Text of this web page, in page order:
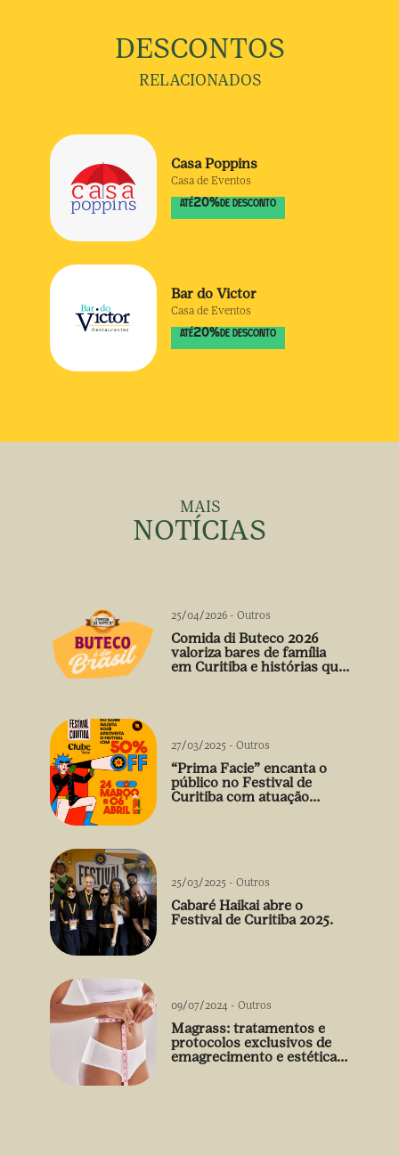
DESCONTOS
RELACIONADOS
Casa Poppins
Casa de Eventos
ATÉ20% DE DESCONTO
Bar do Victor
Casa de Eventos
ATÉ20% DE DESCONTO
MAIS
NOTÍCIAS
25/04/2026 - Outros
Comida di Buteco 2026
valoriza bares de família
em Curitiba e histórias que
27/03/2025 - Outros
“Prima Facie” encanta o
público no Festival de
Curitiba com atuação
25/03/2025 - Outros
Cabaré Haikai abre o
Festival de Curitiba 2025.
09/07/2024 - Outros
Magrass: tratamentos e
protocolos exclusivos de
emagrecimento e estética